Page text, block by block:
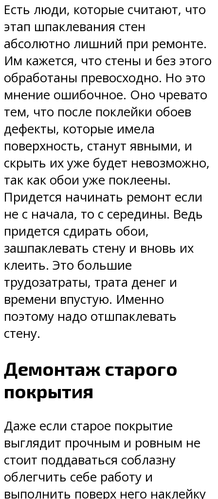
Есть люди, которые считают, что
этап шпаклевания стен
абсолютно лишний при ремонте.
Им кажется, что стены и без этого
обработаны превосходно. Но это
мнение ошибочное. Оно чревато
тем, что после поклейки обоев
дефекты, которые имела
поверхность, станут явными, и
скрыть их уже будет невозможно,
так как обои уже поклеены.
Придется начинать ремонт если
не с начала, то с середины. Ведь
придется сдирать обои,
зашпаклевать стену и вновь их
клеить. Это большие
трудозатраты, трата денег и
времени впустую. Именно
поэтому надо отшпаклевать
стену.
Демонтаж старого
покрытия
Даже если старое покрытие
выглядит прочным и ровным не
стоит поддаваться соблазну
облегчить себе работу и
выполнить поверх него наклейку